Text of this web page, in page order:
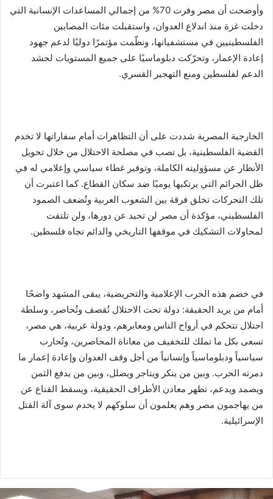
وأوضحت أن مصر وفرت 70% من إجمالي المساعدات الإنسانية التي
دخلت غزة منذ اندلاع العدوان، واستقبلت مئات المصابين
الفلسطينيين في مستشفياتها، ونظّمت مؤتمرًا دوليًا لدعم جهود
إعادة الإعمار، وتحرّكت دبلوماسيًا على جميع المستويات لحشد
الدعم لفلسطين ومنع التهجير القسري.
الخارجية المصرية شددت على أن التظاهرات أمام سفاراتها لا تخدم
القضية الفلسطينية، بل تصب في مصلحة الاحتلال من خلال تحويل
الأنظار عن مسؤوليته الكاملة، وتوفير غطاء سياسي وإعلامي له في
ظل الجرائم التي يرتكبها يوميًا ضد سكان القطاع. كما اعتبرت أن
تلك التحركات تخلق فرقة بين الشعوب العربية وتُضعف الصمود
الفلسطيني، مؤكدة أن مصر لن تحيد عن دورها، ولن تلتفت
لمحاولات التشكيك في موقفها التاريخي والدائم تجاه فلسطين.
في خضم هذه الحرب الإعلامية والتحريضية، يبقى المشهد واضحًا
أمام من يريد الحقيقة: دولة تحت الاحتلال تُقصف وتُحاصر، وسلطة
احتلال تتحكم في أرواح الناس ومعابرهم، ودولة عربية، هي مصر،
تسعى بكل ما تملك للتخفيف من معاناة المحاصرين، وتُحارب
سياسياً ودبلوماسياً وإنسانياً من أجل وقف العدوان وإعادة إعمار ما
دمرته الحرب. وبين من ينكر ويتاجر ويضلل، وبين من يدفع الثمن
ويصمد ويدعم، تظهر معادن الأطراف الحقيقية، ويسقط القناع عن
من يهاجمون مصر وهم يعلمون أن سلوكهم لا يخدم سوى آلة القتل
الإسرائيلية.